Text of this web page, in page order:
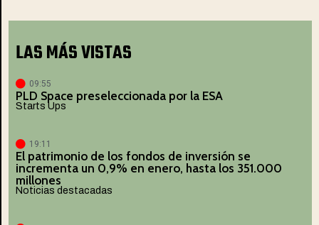
LAS MÁS VISTAS
09:55
PLD Space preseleccionada por la ESA
Starts Ups
19:11
El patrimonio de los fondos de inversión se
incrementa un 0,9% en enero, hasta los 351.000
millones
Noticias destacadas